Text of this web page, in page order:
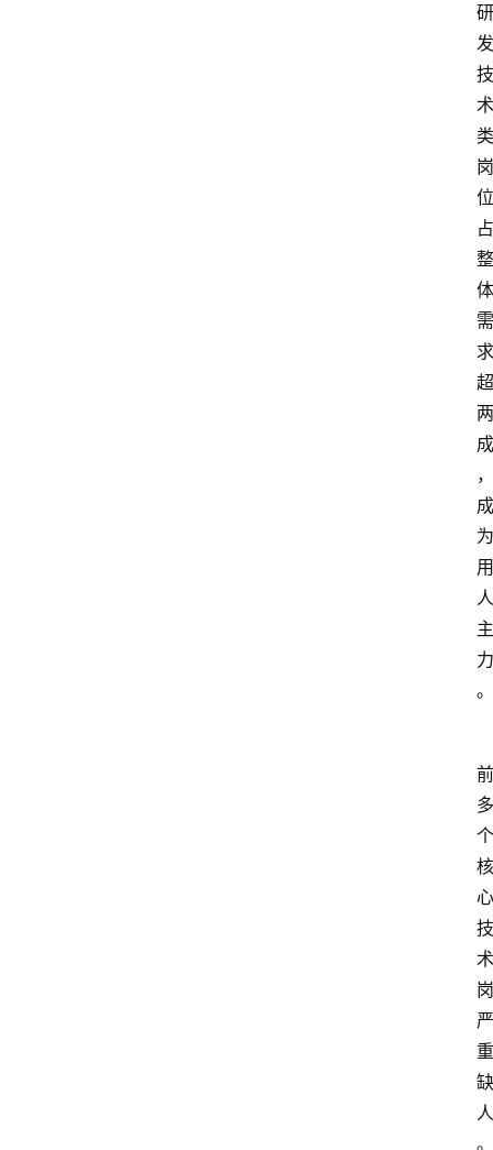
研
发
技
术
类
岗
位
占
整
体
需
求
超
两
成
，
成
为
用
人
主
力
。
前
多
个
核
心
技
术
岗
严
重
缺
人
。